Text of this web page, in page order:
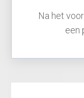
Na het
een